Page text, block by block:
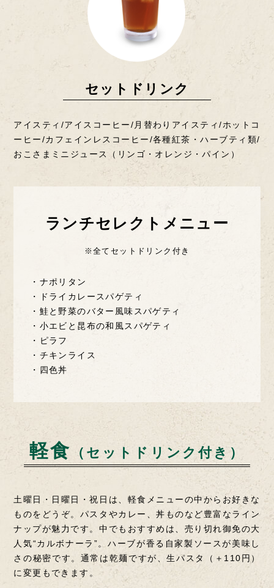
セットドリンク
アイスティ/アイスコーヒー/月替わりアイスティ/ホットコ
ーヒー/カフェインレスコーヒー/各種紅茶・ハーブティ類/
おこさまミニジュース（リンゴ・オレンジ・パイン）
ランチセレクトメニュー
※全てセットドリンク付き
・ナポリタン
・ドライカレースパゲティ
・鮭と野菜のバター風味スパゲティ
・小エビと昆布の和風スパゲティ
・ピラフ
・チキンライス
・四色丼
軽食 （セットドリンク付き）
土曜日・日曜日・祝日は、軽食メニューの中からお好きな
ものをどうぞ。 パスタやカレー、丼ものなど豊富なライン
ナップが魅力です。中でもおすすめは、売り切れ御免の大
人気“カルボナーラ”。ハーブが香る自家製ソースが美味し
さの秘密です。通常は乾麺ですが、生パスタ（＋110円）
に変更もできます。